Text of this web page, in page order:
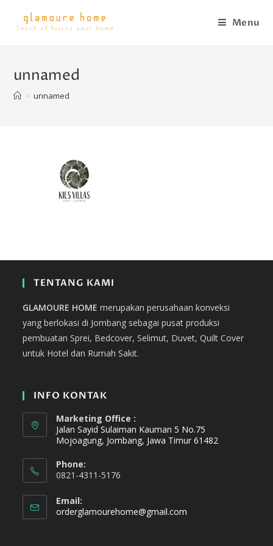
Menu
unnamed
> unnamed
TENTANG KAMI
GLAMOURE HOME merupakan perusahaan konveksi
yang berlokasi di Jombang sebagai pusat produksi
pembuatan Sprei, Bedcover, Selimut, Duvet, Quilt Cover
untuk Hotel dan Rumah Sakit.
INFO KONTAK
Marketing Office :
Jalan Sayid Sulaiman Kauman 5 No.75
Mojoagung, Jombang, Jawa Timur 61482
Phone:
0821-4311-5176
Email:
orderglamourehome@gmail.com